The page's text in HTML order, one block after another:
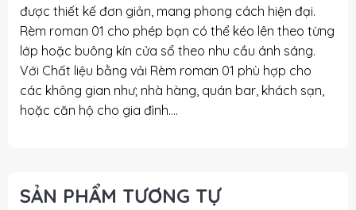
được thiết kế đơn giản, mang phong cách hiện đại.
Rèm roman 01 cho phép bạn có thể kéo lên theo từng
lớp hoặc buông kín cửa sổ theo nhu cầu ánh sáng.
Với Chất liệu bằng vải Rèm roman 01 phù hợp cho
các không gian như; nhà hàng, quán bar, khách sạn,
hoặc căn hộ cho gia đình….
SẢN PHẨM TƯƠNG TỰ